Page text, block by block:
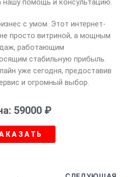
нашу помощь и консультацию.
с умом. Этот интернет-
просто витриной, а мощным
работающим
стабильную прибыль.
уже сегодня, предоставив
и огромный выбор.
59000 ₽